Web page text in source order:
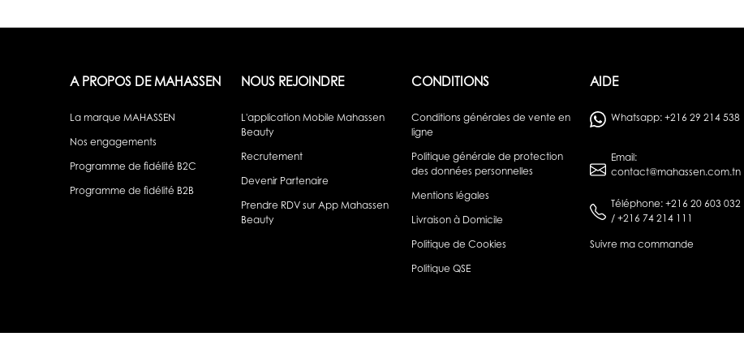
A PROPOS DE MAHASSEN
La marque MAHASSEN
Nos engagements
Programme de fidélité B2C
Programme de fidélité B2B
NOUS REJOINDRE
L'application Mobile Mahassen
Beauty
Recrutement
Devenir Partenaire
Prendre RDV sur App Mahassen
Beauty
CONDITIONS
Conditions générales de vente en
ligne
Politique générale de protection
des données personnelles
Mentions légales
Livraison à Domicile
Politique de Cookies
Politique QSE
AIDE
Whatsapp: +216 29 214 538
Email:
contact@mahassen.com.tn
Téléphone: +216 20 603 032
/ +216 74 214 111
Suivre ma commande